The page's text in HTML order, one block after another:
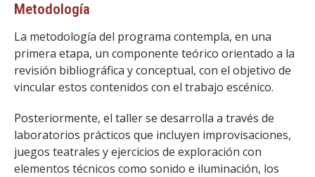
Metodología
La metodología del programa contempla, en una
primera etapa, un componente teórico orientado a la
revisión bibliográfica y conceptual, con el objetivo de
vincular estos contenidos con el trabajo escénico.
Posteriormente, el taller se desarrolla a través de
laboratorios prácticos que incluyen improvisaciones,
juegos teatrales y ejercicios de exploración con
elementos técnicos como sonido e iluminación, los